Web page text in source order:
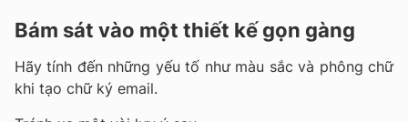
Bám sát vào một thiết kế gọn gàng
Hãy tính đến những yếu tố như màu sắc và phông chữ
khi tạo chữ ký email.